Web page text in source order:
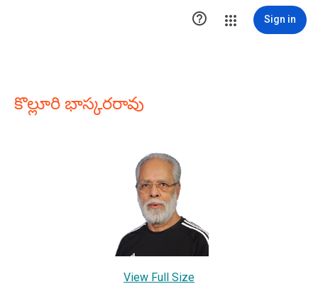
 Sign in
కొల్లూరి భాస్కరరావు
View Full Size